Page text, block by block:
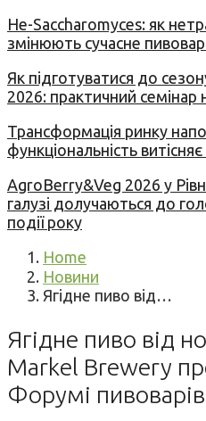
Не-Saccharomyces: як
змінюють сучасне
Як підготуватися до
2026: практичний семінар
Трансформація ринку
функціональність
AgroBerry&Veg 2026 у
галузі долучаються до
події року
Home
Новини
Ягідне пиво від…
Ягідне пиво від
Markel Brewery
Форумі пивоварів